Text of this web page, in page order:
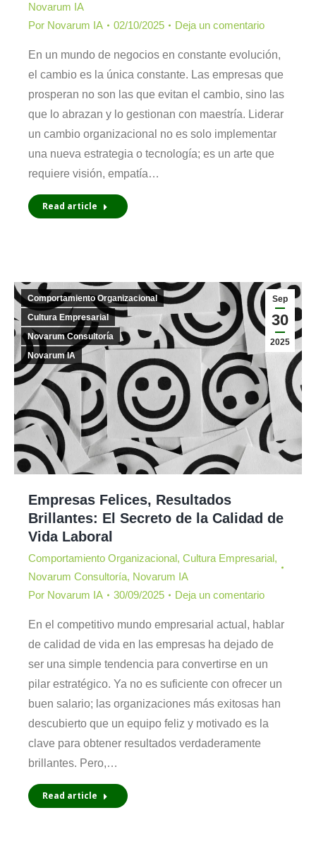
Novarum IA
Por Novarum IA 02/10/2025 Deja un comentario
En un mundo de negocios en constante evolución,
el cambio es la única constante. Las empresas que
prosperan no son las que evitan el cambio, sino las
que lo abrazan y lo gestionan con maestría. Liderar
un cambio organizacional no es solo implementar
una nueva estrategia o tecnología; es un arte que
requiere visión, empatía…
Read article
Sep
30
2025
Comportamiento Organizacional
Cultura Empresarial
Novarum Consultoría
Novarum IA
Empresas Felices, Resultados
Brillantes: El Secreto de la Calidad de
Vida Laboral
Comportamiento Organizacional, Cultura Empresarial,
Novarum Consultoría, Novarum IA
Por Novarum IA 30/09/2025 Deja un comentario
En el competitivo mundo empresarial actual, hablar
de calidad de vida en las empresas ha dejado de
ser una simple tendencia para convertirse en un
pilar estratégico. Ya no es suficiente con ofrecer un
buen salario; las organizaciones más exitosas han
descubierto que un equipo feliz y motivado es la
clave para obtener resultados verdaderamente
brillantes. Pero,…
Read article